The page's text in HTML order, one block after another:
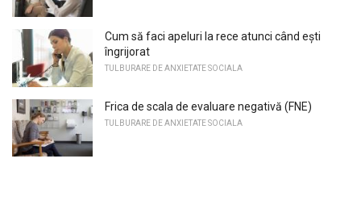
Cum să faci apeluri la rece atunci când ești
îngrijorat
TULBURARE DE ANXIETATE SOCIALA
Frica de scala de evaluare negativă (FNE)
TULBURARE DE ANXIETATE SOCIALA